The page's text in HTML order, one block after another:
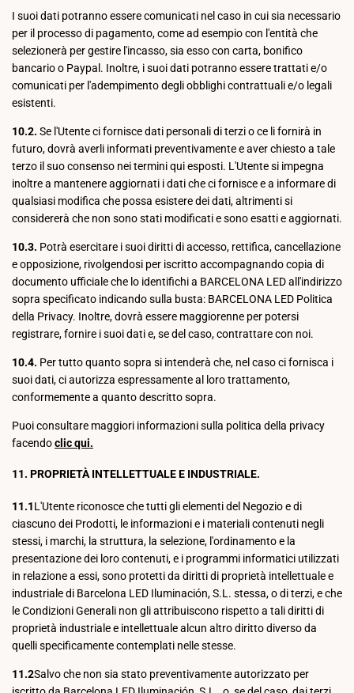
I suoi dati potranno essere comunicati nel caso in cui sia necessario
per il processo di pagamento, come ad esempio con l'entità che
selezionerà per gestire l'incasso, sia esso con carta, bonifico
bancario o Paypal. Inoltre, i suoi dati potranno essere trattati e/o
comunicati per l'adempimento degli obblighi contrattuali e/o legali
esistenti.
10.2. Se l'Utente ci fornisce dati personali di terzi o ce li fornirà in
futuro, dovrà averli informati preventivamente e aver chiesto a tale
terzo il suo consenso nei termini qui esposti. L'Utente si impegna
inoltre a mantenere aggiornati i dati che ci fornisce e a informare di
qualsiasi modifica che possa esistere dei dati, altrimenti si
considererà che non sono stati modificati e sono esatti e aggiornati.
10.3. Potrà esercitare i suoi diritti di accesso, rettifica, cancellazione
e opposizione, rivolgendosi per iscritto accompagnando copia di
documento ufficiale che lo identifichi a BARCELONA LED all'indirizzo
sopra specificato indicando sulla busta: BARCELONA LED Politica
della Privacy. Inoltre, dovrà essere maggiorenne per potersi
registrare, fornire i suoi dati e, se del caso, contrattare con noi.
10.4. Per tutto quanto sopra si intenderà che, nel caso ci fornisca i
suoi dati, ci autorizza espressamente al loro trattamento,
conformemente a quanto descritto sopra.
Puoi consultare maggiori informazioni sulla politica della privacy
facendoclic qui.
11. PROPRIETÀ INTELLETTUALE E INDUSTRIALE.
11.1L'Utente riconosce che tutti gli elementi del Negozio e di
ciascuno dei Prodotti, le informazioni e i materiali contenuti negli
stessi, i marchi, la struttura, la selezione, l'ordinamento e la
presentazione dei loro contenuti, e i programmi informatici utilizzati
in relazione a essi, sono protetti da diritti di proprietà intellettuale e
industriale di Barcelona LED Iluminación, S.L. stessa, o di terzi, e che
le Condizioni Generali non gli attribuiscono rispetto a tali diritti di
proprietà industriale e intellettuale alcun altro diritto diverso da
quelli specificamente contemplati nelle stesse.
11.2Salvo che non sia stato preventivamente autorizzato per